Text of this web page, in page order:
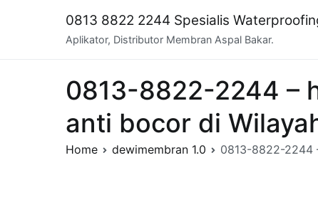
0813 8822 2244 Spesialis
Aplikator, Distributor Membran Aspal Bakar.
0813-8822-2244 –
anti bocor di
Home dewimembran 1.0 0813-8822-2244